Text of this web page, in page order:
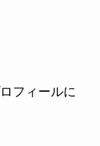
フィールに